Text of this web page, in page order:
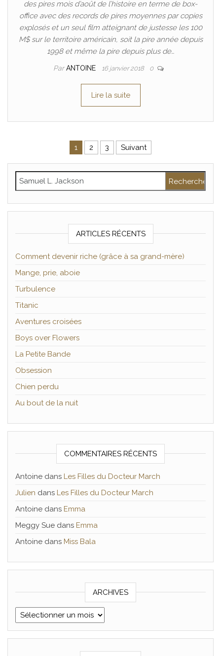
des pires mois d’août de l’histoire en terme de box-
office avec des records de pires moyennes par copies
explosés et un seul film atteignant de justesse les 100
M$ sur le territoire américain, soit la pire année depuis
1998 et même la pire depuis plus de…
ParANTOINE 16 janvier 2018 0
Lire la suite
Pagination des publications
1 2 3 Suivant
Rechercher :
ARTICLES RÉCENTS
Comment devenir riche (grâce à sa grand-mère)
Mange, prie, aboie
Turbulence
Titanic
Aventures croisées
Boys over Flowers
La Petite Bande
Obsession
Chien perdu
Au bout de la nuit
COMMENTAIRES RÉCENTS
Antoine dans Les Filles du Docteur March
Julien dans Les Filles du Docteur March
Antoine dans Emma
Meggy Sue dans Emma
Antoine dans Miss Bala
ARCHIVES
Archives